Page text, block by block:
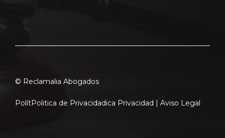
© Reclamalia Abogados
PolítPolitica de Privacidadica Privacidad | Aviso Legal